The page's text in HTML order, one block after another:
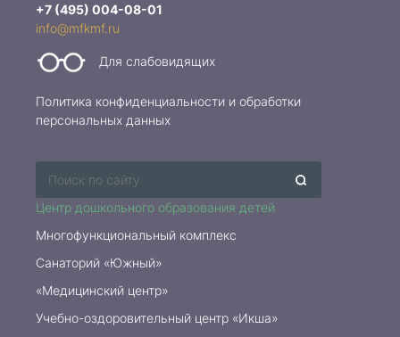
+7 (495) 004-08-01
info@mfkmf.ru
Для слабовидящих
Политика конфиденциальности и обработки
персональных данных
Центр дошкольного образования детей
Многофункциональный комплекс
Санаторий «Южный»
«Медицинский центр»
Учебно-оздоровительный центр «Икша»